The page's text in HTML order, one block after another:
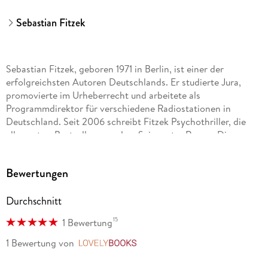
Sebastian Fitzek
Sebastian Fitzek, geboren 1971 in Berlin, ist einer der
erfolgreichsten Autoren Deutschlands. Er studierte Jura,
promovierte im Urheberrecht und arbeitete als
Programmdirektor für verschiedene Radiostationen in
Deutschland. Seit 2006 schreibt Fitzek Psychothriller, die
allesamt zu Bestsellern wurden. Sein erster Roman Die
Preis nominiert.
Fitzeks Bücher wurden bisher in 36 Sprachen übersetzt und
inzwischen erfolgreich verfilmt so wurde Die Therapie als
sechsteilige Miniserie für Prime Video produziert und stieg
Bewertungen
Durchschnitt
1 Bewertung15
1 Bewertung von